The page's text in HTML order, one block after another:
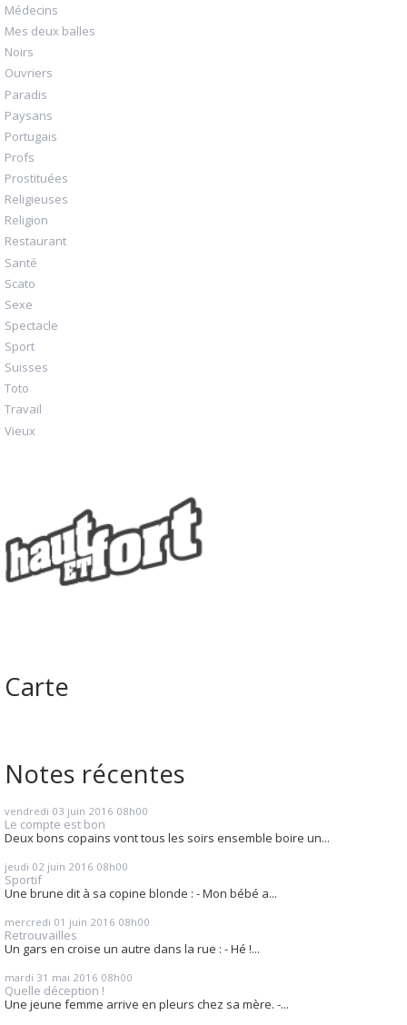
Médecins
Mes deux balles
Noirs
Ouvriers
Paradis
Paysans
Portugais
Profs
Prostituées
Religieuses
Religion
Restaurant
Santé
Scato
Sexe
Spectacle
Sport
Suisses
Toto
Travail
Vieux
Carte
Notes récentes
vendredi 03 juin 2016 08h00
Le compte est bon
Deux bons copains vont tous les soirs ensemble boire un...
jeudi 02 juin 2016 08h00
Sportif
Une brune dit à sa copine blonde : - Mon bébé a...
mercredi 01 juin 2016 08h00
Retrouvailles
Un gars en croise un autre dans la rue : - Hé !...
mardi 31 mai 2016 08h00
Quelle déception !
Une jeune femme arrive en pleurs chez sa mère. -...